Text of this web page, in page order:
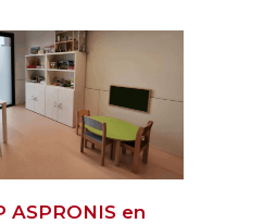
ASPRONIS en